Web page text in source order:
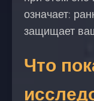
означает:
защищает
Что